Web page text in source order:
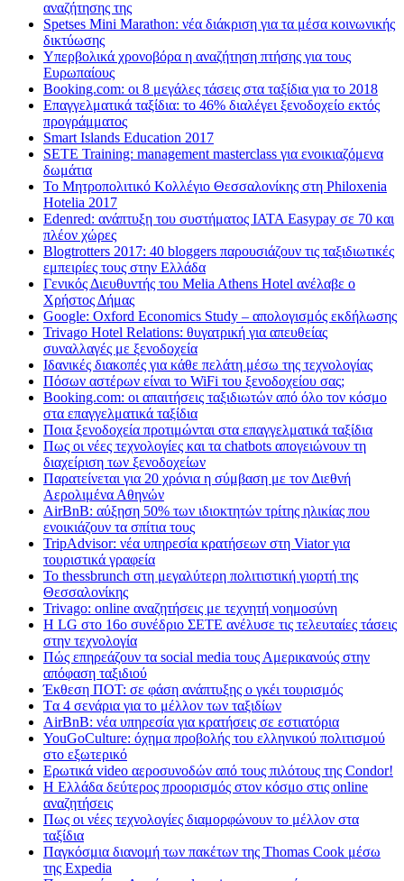
αναζήτησης της
Spetses Mini Marathon: νέα διάκριση για τα μέσα κοινωνικής
δικτύωσης
Υπερβολικά χρονοβόρα η αναζήτηση πτήσης για τους
Ευρωπαίους
Booking.com: οι 8 μεγάλες τάσεις στα ταξίδια για το 2018
Επαγγελματικά ταξίδια: το 46% διαλέγει ξενοδοχείο εκτός
προγράμματος
Smart Islands Education 2017
SETE Training: management masterclass για ενοικιαζόμενα
δωμάτια
Το Μητροπολιτικό Κολλέγιο Θεσσαλονίκης στη Philoxenia
Hotelia 2017
Edenred: ανάπτυξη του συστήματος IATA Easypay σε 70 και
πλέον χώρες
Blogtrotters 2017: 40 bloggers παρουσιάζουν τις ταξιδιωτικές
εμπειρίες τους στην Ελλάδα
Γενικός Διευθυντής του Melia Athens Hotel ανέλαβε ο
Χρήστος Δήμας
Google: Oxford Economics Study – απολογισμός εκδήλωσης
Trivago Hotel Relations: θυγατρική για απευθείας
συναλλαγές με ξενοδοχεία
Iδανικές διακοπές για κάθε πελάτη μέσω της τεχνολογίας
Πόσων αστέρων είναι το WiFi του ξενοδοχείου σας;
Booking.com: οι απαιτήσεις ταξιδιωτών από όλο τον κόσμο
στα επαγγελματικά ταξίδια
Ποια ξενοδοχεία προτιμώνται στα επαγγελματικά ταξίδια
Πως οι νέες τεχνολογίες και τα chatbots απογειώνουν τη
διαχείριση των ξενοδοχείων
Παρατείνεται για 20 χρόνια η σύμβαση με τον Διεθνή
Αερολιμένα Αθηνών
AirBnB: αύξηση 50% των ιδιοκτητών τρίτης ηλικίας που
ενοικιάζουν τα σπίτια τους
TripAdvisor: νέα υπηρεσία κρατήσεων στη Viator για
τουριστικά γραφεία
Το thessbrunch στη μεγαλύτερη πολιτιστική γιορτή της
Θεσσαλονίκης
Trivago: online αναζητήσεις με τεχνητή νοημοσύνη
H LG στο 16ο συνέδριο ΣΕΤΕ ανέλυσε τις τελευταίες τάσεις
στην τεχνολογία
Πώς επηρεάζουν τα social media τους Αμερικανούς στην
απόφαση ταξιδιού
Έκθεση ΠΟΤ: σε φάση ανάπτυξης ο γκέι τουρισμός
Tα 4 σενάρια για το μέλλον των ταξιδίων
AirBnB: νέα υπηρεσία για κρατήσεις σε εστιατόρια
YouGoCulture: όχημα προβολής του ελληνικού πολιτισμού
στο εξωτερικό
Eρωτικά video αεροσυνοδών από τους πιλότους της Condor!
Η Ελλάδα δεύτερος προορισμός στον κόσμο στις online
αναζητήσεις
Πως οι νέες τεχνολογίες διαμορφώνουν το μέλλον στα
ταξίδια
Παγκόσμια διανομή των πακέτων της Thomas Cook μέσω
της Expedia